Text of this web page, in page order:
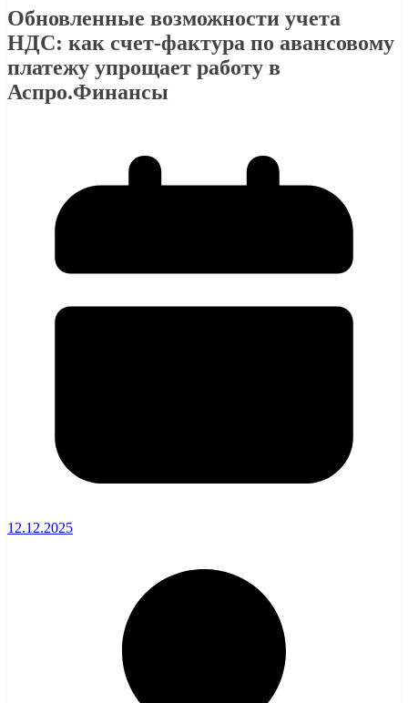
Обновленные возможности учета
НДС: как счет-фактура по авансовому
платежу упрощает работу в
Аспро.Финансы
12.12.2025